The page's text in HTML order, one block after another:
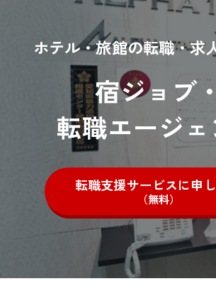
ホテル・旅館の転職・求
宿ジョブ・
転職エージェ
転職支援サービスに申
（無料）